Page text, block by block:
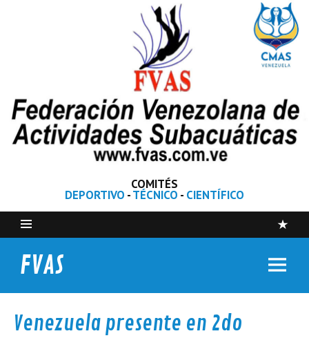
COMITÉS
DEPORTIVO -TÉCNICO - CIENTÍFICO
FVAS
Venezuela presente en 2do